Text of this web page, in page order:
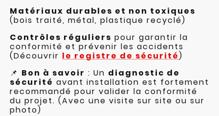
Matériaux durables et non toxiques
(bois traité, métal, plastique recyclé)
Contrôles réguliers pour garantir la
conformité et prévenir les accidents
(Découvrir le registre de sécurité)
📌 Bon à savoir : Un diagnostic de
sécurité avant installation est fortement
recommandé pour valider la conformité
du projet. (Avec une visite sur site ou sur
photo)